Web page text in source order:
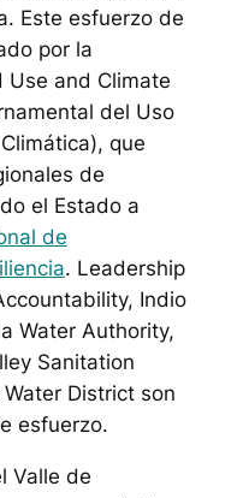
Este esfuerzo de
por la
Use and Climate
del Uso
que
de
el Estado a
de
. Leadership
Indio
Water Authority,
Sanitation
District son
esfuerzo.
Valle de